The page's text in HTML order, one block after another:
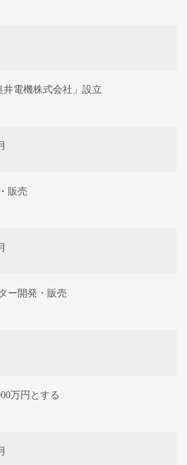
井電機株式会社」設立
販売
ー開発・販売
万円とする